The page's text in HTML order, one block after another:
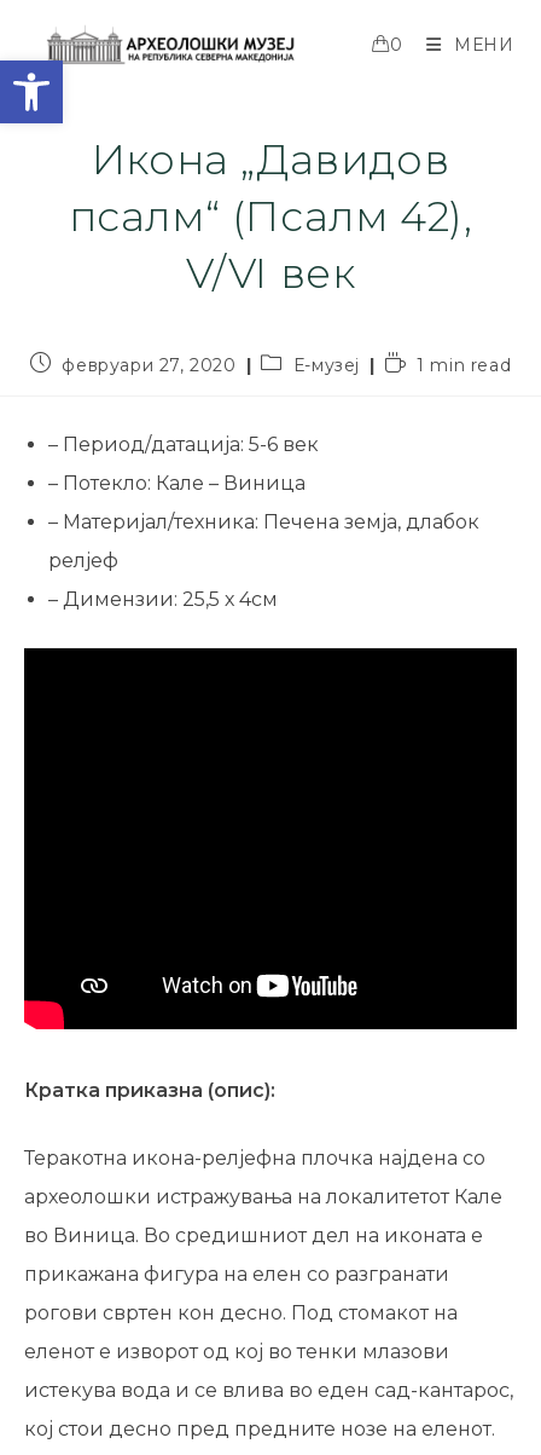
Open toolbar
0 МЕНИ
Икона „Давидов
псалм“ (Псалм 42),
V/VI век
февруари 27, 2020 Е-музеј 1 min read
– Период/датација: 5-6 век
– Потекло: Кале – Виница
– Материјал/техника: Печена земја, длабок
релјеф
– Димензии: 25,5 х 4см
Кратка приказна (опис):
Теракотна икона-релјефна плочка најдена со
археолошки истражувања на локалитетот Кале
во Виница. Во средишниот дел на иконата е
прикажана фигура на елен со разгранати
рогови свртен кон десно. Под стомакот на
еленот е изворот од кој во тенки млазови
истекува вода и се влива во еден сад-кантарос,
кој стои десно пред предните нозе на еленот.